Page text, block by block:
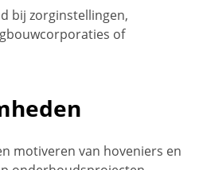
bij zorginstellingen,
of
motiveren van hoveniers en